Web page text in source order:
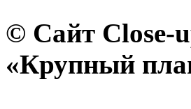
© Сайт Close-
«Крупный